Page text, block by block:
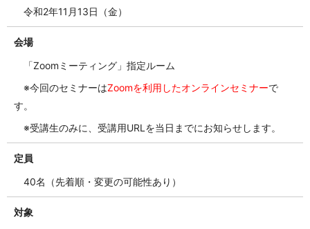
令和2年11月13日（金）
会場
「Zoomミーティング」指定ルーム
※今回のセミナーはZoomを利用したオンラインセミナーで
す。
※受講生のみに、受講用URLを当日までにお知らせします。
定員
40名（先着順・変更の可能性あり）
対象